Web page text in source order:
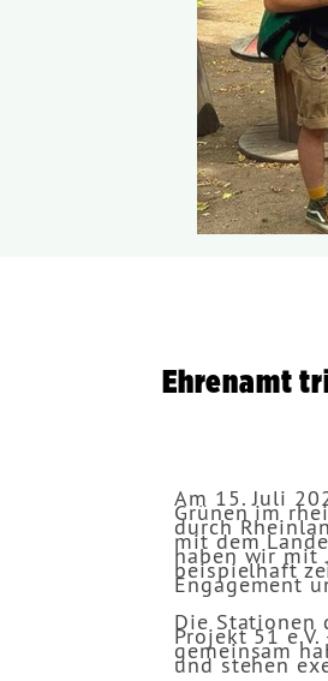
Ehrenamt
Am 15. Juli
Grünen im
durch
mit dem
haben wir mit
beispielhaft
Engagement
Die Stationen
Projekt 51
gemeinsam
und stehen